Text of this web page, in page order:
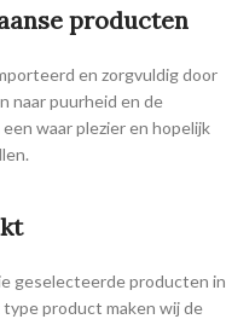
producten
en zorgvuldig door
naar puurheid en de
waar plezier en hopelijk
geselecteerde producten in
product maken wij de